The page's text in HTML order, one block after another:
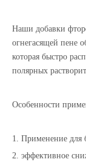
Наши добавки
огнегасящей пене
которая быстро
полярных
Особенности
1. Применение для
2. эффективное